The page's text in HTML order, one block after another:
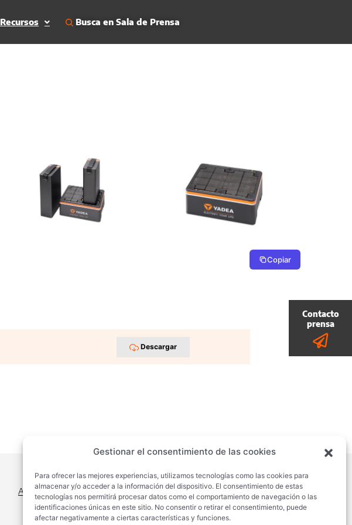
Gestionar el consentimiento de las cookies
Para ofrecer las mejores experiencias, utilizamos tecnologías como las cookies para
almacenar y/o acceder a la información del dispositivo. El consentimiento de estas
tecnologías nos permitirá procesar datos como el comportamiento de navegación o las
identificaciones únicas en este sitio. No consentir o retirar el consentimiento, puede
afectar negativamente a ciertas características y funciones.
Recursos Busca en Sala de Prensa
Copiar
Descargar
Aviso Legal Política de cookies Política de privacidad